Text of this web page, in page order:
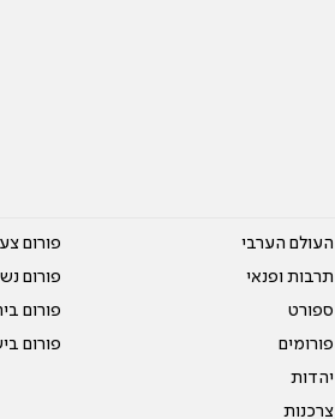
העולם הערבי
תרבות ופנאי
ספורט
פורומים
יהדות
צרכנות
פורום
פורום
פורום
פורום